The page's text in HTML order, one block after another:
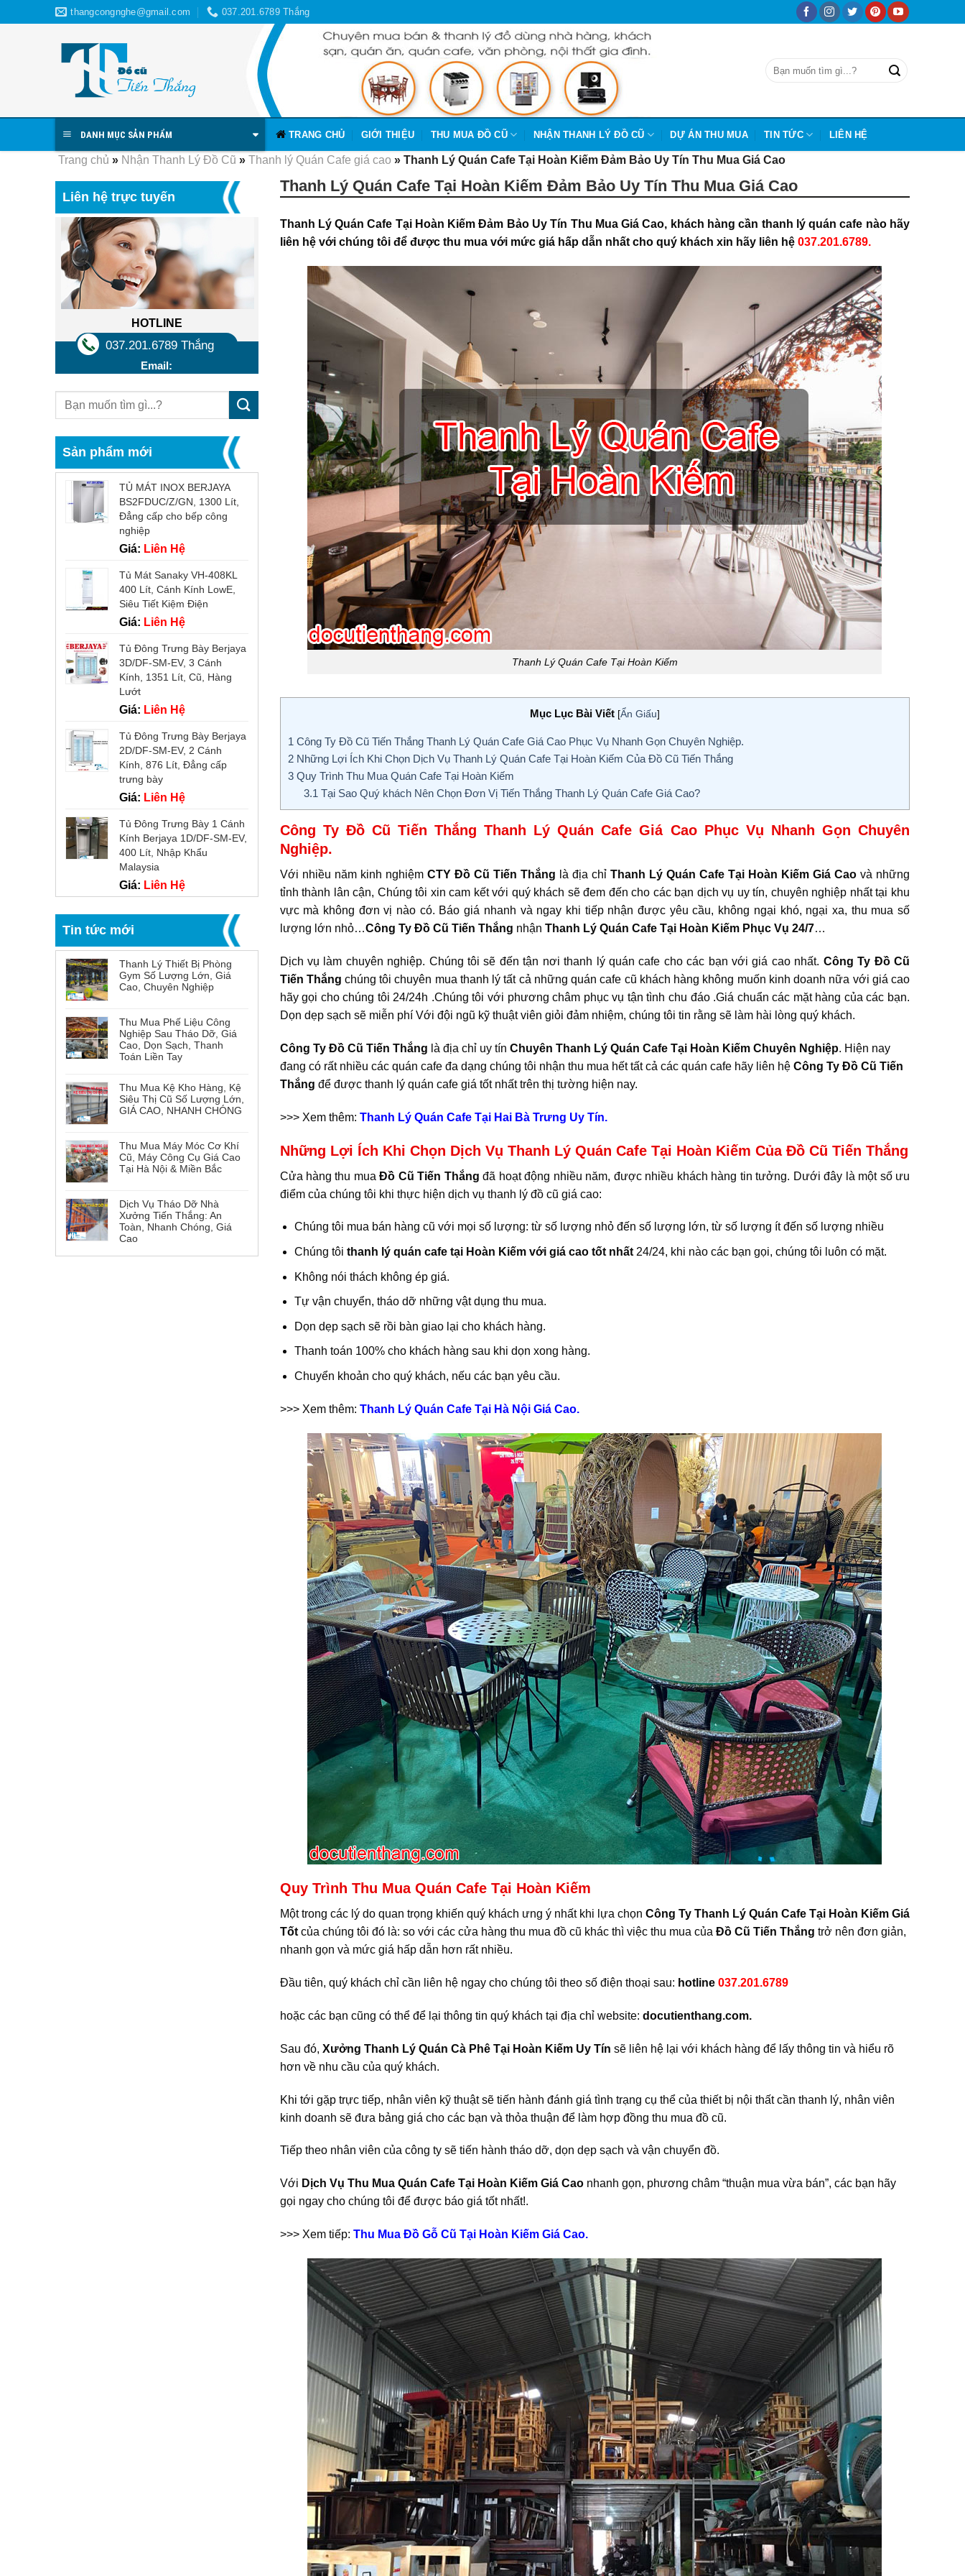
to
thangcongnghe@gmail.com 037.201.6789 Thắng
DANH MỤC SẢN PHẨM TRANG CHỦ GIỚI THIỆU THU MUA ĐỒ CŨ NHẬN THANH LÝ ĐỒ CŨ DỰ ÁN THU MUA TIN TỨC LIÊN HỆ
Trang chủ » Nhận Thanh Lý Đồ Cũ » Thanh lý Quán Cafe giá cao » Thanh Lý Quán Cafe Tại Hoàn Kiếm Đảm Bảo Uy Tín Thu Mua Giá Cao
Liên hệ trực tuyến
HOTLINE
037.201.6789 Thắng
Email:
Sản phẩm mới
TỦ MÁT INOX BERJAYA
BS2FDUC/Z/GN, 1300 Lít,
Đẳng cấp cho bếp công
nghiệp
Giá: Liên Hệ
Tủ Mát Sanaky VH-408KL
400 Lít, Cánh Kính LowE,
Siêu Tiết Kiệm Điện
Giá: Liên Hệ
Tủ Đông Trưng Bày Berjaya
3D/DF-SM-EV, 3 Cánh
Kính, 1351 Lít, Cũ, Hàng
Lướt
Giá: Liên Hệ
Tủ Đông Trưng Bày Berjaya
2D/DF-SM-EV, 2 Cánh
Kính, 876 Lít, Đẳng cấp
trưng bày
Giá: Liên Hệ
Tủ Đông Trưng Bày 1 Cánh
Kính Berjaya 1D/DF-SM-EV,
400 Lít, Nhập Khẩu
Malaysia
Giá: Liên Hệ
Tin tức mới
Thanh Lý Thiết Bị Phòng
Gym Số Lượng Lớn, Giá
Cao, Chuyên Nghiệp
Thu Mua Phế Liệu Công
Nghiệp Sau Tháo Dỡ, Giá
Cao, Dọn Sạch, Thanh
Toán Liền Tay
Thu Mua Kệ Kho Hàng, Kệ
Siêu Thị Cũ Số Lượng Lớn,
GIÁ CAO, NHANH CHÓNG
Thu Mua Máy Móc Cơ Khí
Cũ, Máy Công Cụ Giá Cao
Tại Hà Nội & Miền Bắc
Dịch Vụ Tháo Dỡ Nhà
Xưởng Tiến Thắng: An
Toàn, Nhanh Chóng, Giá
Cao
Thanh Lý Quán Cafe Tại Hoàn Kiếm Đảm Bảo Uy Tín Thu Mua Giá Cao
Thanh Lý Quán Cafe Tại Hoàn Kiếm Đảm Bảo Uy Tín Thu Mua Giá Cao, khách hàng cần thanh lý quán cafe nào hãy
liên hệ với chúng tôi để được thu mua với mức giá hấp dẫn nhất cho quý khách xin hãy liên hệ 037.201.6789.
Thanh Lý Quán Cafe Tại Hoàn Kiếm
Mục Lục Bài Viết [Ẩn Giấu]
1Công Ty Đồ Cũ Tiến Thắng Thanh Lý Quán Cafe Giá Cao Phục Vụ Nhanh Gọn Chuyên Nghiệp.
2Những Lợi Ích Khi Chọn Dịch Vụ Thanh Lý Quán Cafe Tại Hoàn Kiếm Của Đồ Cũ Tiến Thắng
3Quy Trình Thu Mua Quán Cafe Tại Hoàn Kiếm
3.1 Tại Sao Quý khách Nên Chọn Đơn Vị Tiến Thắng Thanh Lý Quán Cafe Giá Cao?
Công Ty Đồ Cũ Tiến Thắng Thanh Lý Quán Cafe Giá Cao Phục Vụ Nhanh Gọn Chuyên
Nghiệp.
Với nhiều năm kinh nghiệmCTY Đồ Cũ Tiến Thắng là địa chỉ Thanh Lý Quán CafeTại Hoàn KiếmGiá Cao và những
tỉnh thành lân cận, Chúng tôi xin cam kết với quý khách sẽ đem đến cho các bạn dịch vụ uy tín, chuyên nghiệp nhất tại khu
vực mà không đơn vị nào có. Báo giá nhanh và ngay khi tiếp nhận được yêu cầu, không ngại khó, ngại xa, thu mua số
lượng lớn nhỏ…Công Ty Đồ Cũ Tiến Thắng nhận Thanh Lý Quán CafeTại Hoàn KiếmPhục Vụ 24/7…
Dịch vụ làm chuyên nghiệp. Chúng tôi sẽ đến tận nơi thanh lý quán cafe cho các bạn với giá cao nhất. Công Ty Đồ Cũ
Tiến Thắng chúng tôi chuyên mua thanh lý tất cả những quán cafe cũ khách hàng không muốn kinh doanh nữa với giá cao
hãy gọi cho chúng tôi 24/24h .Chúng tôi với phương châm phục vụ tận tình chu đáo .Giá chuẩn các mặt hàng của các bạn.
Dọn dẹp sạch sẽ miễn phí Với đội ngũ kỹ thuật viên giỏi đảm nhiệm, chúng tôi tin rằng sẽ làm hài lòng quý khách.
Công Ty Đồ Cũ Tiến Thắng là địa chỉ uy tín Chuyên Thanh Lý Quán Cafe Tại Hoàn Kiếm Chuyên Nghiệp. Hiện nay
đang có rất nhiều các quán cafe đa dạng chúng tôi nhận thu mua hết tất cả các quán cafe hãy liên hệCông Ty Đồ Cũ Tiến
Thắng để được thanh lý quán cafe giá tốt nhất trên thị tường hiện nay.
>>> Xem thêm: Thanh Lý Quán Cafe Tại Hai Bà Trưng Uy Tín.
Những Lợi Ích Khi Chọn Dịch Vụ Thanh Lý Quán Cafe Tại Hoàn Kiếm Của Đồ Cũ Tiến Thắng
Cửa hàng thu muaĐồ Cũ Tiến Thắng đã hoạt động nhiều năm, được nhiều khách hàng tin tưởng. Dưới đây là một số ưu
điểm của chúng tôi khi thực hiện dịch vụ thanh lý đồ cũ giá cao:
Chúng tôi mua bán hàng cũ với mọi số lượng: từ số lượng nhỏ đến số lượng lớn, từ số lượng ít đến số lượng nhiều
Chúng tôithanh lý quán cafe tại Hoàn Kiếm với giá cao tốt nhất 24/24, khi nào các bạn gọi, chúng tôi luôn có mặt.
Không nói thách không ép giá.
Tự vận chuyển, tháo dỡ những vật dụng thu mua.
Dọn dẹp sạch sẽ rồi bàn giao lại cho khách hàng.
Thanh toán 100% cho khách hàng sau khi dọn xong hàng.
Chuyển khoản cho quý khách, nếu các bạn yêu cầu.
>>> Xem thêm: Thanh Lý Quán Cafe Tại Hà Nội Giá Cao.
Quy Trình Thu Mua Quán Cafe Tại Hoàn Kiếm
Một trong các lý do quan trọng khiến quý khách ưng ý nhất khi lựa chọn Công Ty Thanh Lý Quán Cafe Tại Hoàn Kiếm Giá
Tốtcủa chúng tôi đó là: so với các cửa hàng thu mua đồ cũ khác thì việc thu mua của Đồ Cũ Tiến Thắng trở nên đơn giản,
nhanh gọn và mức giá hấp dẫn hơn rất nhiều.
Đầu tiên, quý khách chỉ cần liên hệ ngay cho chúng tôi theo số điện thoại sau: hotline 037.201.6789
hoặc các bạn cũng có thể để lại thông tin quý khách tại địa chỉ website: docutienthang.com.
Sau đó, Xưởng Thanh Lý Quán Cà Phê Tại Hoàn Kiếm Uy Tín sẽ liên hệ lại với khách hàng để lấy thông tin và hiểu rõ
hơn về nhu cầu của quý khách.
Khi tới gặp trực tiếp, nhân viên kỹ thuật sẽ tiến hành đánh giá tình trạng cụ thể của thiết bị nội thất cần thanh lý, nhân viên
kinh doanh sẽ đưa bảng giá cho các bạn và thỏa thuận để làm hợp đồng thu mua đồ cũ.
Tiếp theo nhân viên của công ty sẽ tiến hành tháo dỡ, dọn dẹp sạch và vận chuyển đồ.
Với Dịch Vụ Thu Mua Quán Cafe Tại Hoàn Kiếm Giá Caonhanh gọn, phương châm “thuận mua vừa bán”, các bạn hãy
gọi ngay cho chúng tôi để được báo giá tốt nhất!.
>>> Xem tiếp: Thu Mua Đồ Gỗ Cũ Tại Hoàn Kiếm Giá Cao.